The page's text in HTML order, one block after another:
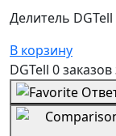
Делитель
В корзину
DGTell 0 заказов